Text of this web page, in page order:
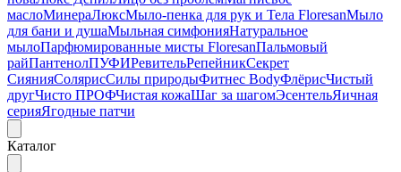
маслоМинераЛюксМыло-пенка для рук и Тела FloresanМыло
для бани и душаМыльная симфонияНатуральное
мылоПарфюмированные мисты FloresanПальмовый
райПантенолПУФИРевительРепейникСекрет
СиянияСолярисСилы природыФитнес BodyФлёрисЧистый
другЧисто ПРОФЧистая кожаШаг за шагомЭсентельЯичная
серияЯгодные патчи
Каталог